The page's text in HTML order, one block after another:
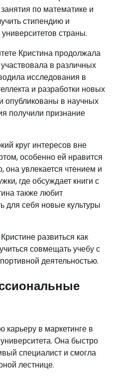
по математике и
стипендию и
страны.
Кристина продолжала
в различных
исследования в
и разработки новых
опубликованы в научных
получили признание
круг интересов вне
особенно ей нравится
она увлекается чтением и
где обсуждает книги с
также любит
для себя новые культуры
развиться как
совмещать учебу с
деятельностью.
карьеру в маркетинге в
Она быстро
специалист и смогла
лестнице.